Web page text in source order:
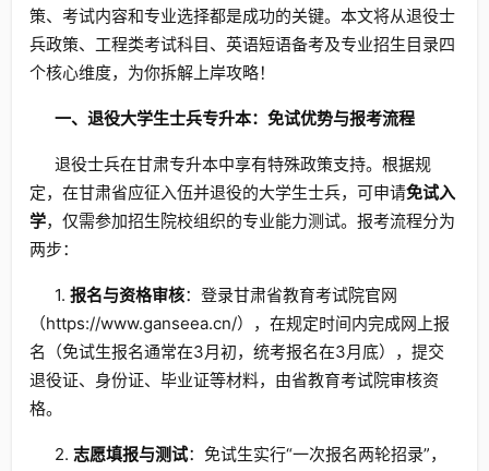
策、考试内容和专业选择都是成功的关键。本文将从退役士
兵政策、工程类考试科目、英语短语备考及专业招生目录四
个核心维度，为你拆解上岸攻略！
一、退役大学生士兵专升本：免试优势与报考流程
退役士兵在甘肃专升本中享有特殊政策支持。根据规
定，在甘肃省应征入伍并退役的大学生士兵，可申请免试入
学，仅需参加招生院校组织的专业能力测试。报考流程分为
两步：
1. 报名与资格审核：登录甘肃省教育考试院官网
（https://www.ganseea.cn/），在规定时间内完成网上报
名（免试生报名通常在3月初，统考报名在3月底），提交
退役证、身份证、毕业证等材料，由省教育考试院审核资
格。
2. 志愿填报与测试：免试生实行“一次报名两轮招录”，